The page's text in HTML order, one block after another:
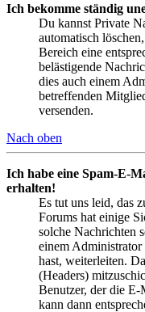
Ich bekomme ständig
Du kannst Private
automatisch
Bereich eine
belästigende
dies auch einem
betreffenden
versenden.
Nach oben
Ich habe eine Spam-E-
erhalten!
Es tut uns leid, das
Forums hat einige
solche Nachrichten
einem
hast, weiterleiten.
(Headers)
Benutzer, der die
kann dann